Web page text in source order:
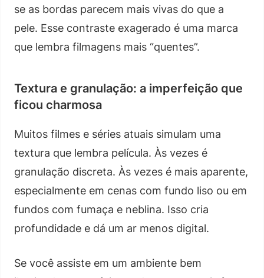
se as bordas parecem mais vivas do que a
pele. Esse contraste exagerado é uma marca
que lembra filmagens mais “quentes”.
Textura e granulação: a imperfeição que
ficou charmosa
Muitos filmes e séries atuais simulam uma
textura que lembra película. Às vezes é
granulação discreta. Às vezes é mais aparente,
especialmente em cenas com fundo liso ou em
fundos com fumaça e neblina. Isso cria
profundidade e dá um ar menos digital.
Se você assiste em um ambiente bem